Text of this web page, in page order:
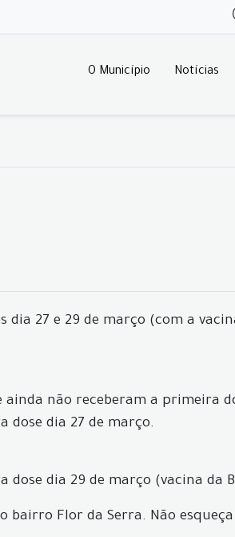
O Município Notícias
dia 27 e 29 de março (com a
ainda não receberam a primeira
dose dia 27 de março.
dose dia 29 de março (vacina da
bairro Flor da Serra. Não